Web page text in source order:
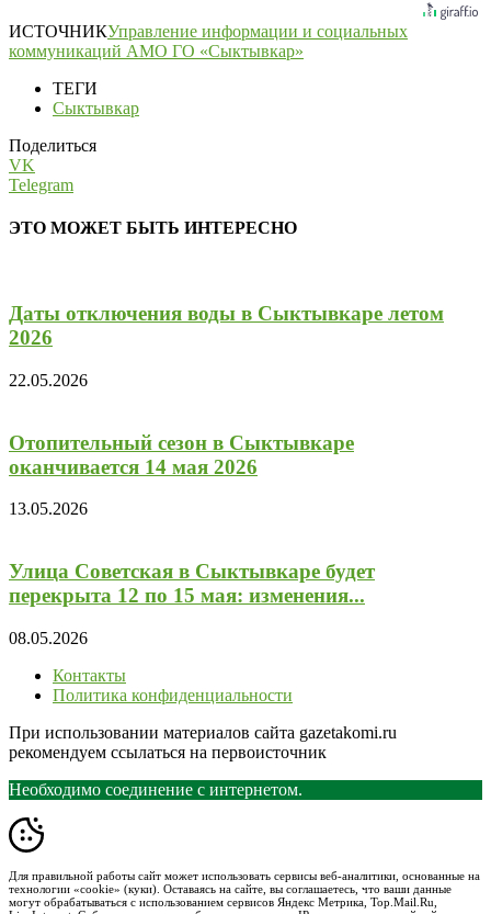
ИСТОЧНИКУправление информации и социальных
коммуникаций АМО ГО «Сыктывкар»
ТЕГИ
Сыктывкар
Поделиться
VK
Telegram
ЭТО МОЖЕТ БЫТЬ ИНТЕРЕСНО
Даты отключения воды в Сыктывкаре летом
2026
22.05.2026
Отопительный сезон в Сыктывкаре
оканчивается 14 мая 2026
13.05.2026
Улица Советская в Сыктывкаре будет
перекрыта 12 по 15 мая: изменения...
08.05.2026
Контакты
Политика конфиденциальности
При использовании материалов сайта gazetakomi.ru
рекомендуем ссылаться на первоисточник
Необходимо соединение с интернетом.
Для правильной работы сайт может использовать сервисы веб-аналитики, основанные на
технологии «cookie» (куки). Оставаясь на сайте, вы соглашаетесь, что ваши данные
могут обрабатываться с использованием сервисов Яндекс Метрика, Top.Mail.Ru,